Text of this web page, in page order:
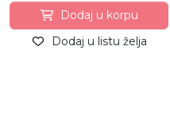
Dodaj u korpu
Dodaj u listu želja